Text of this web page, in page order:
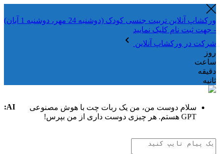
ورکشاپ آنلاین تربیت جنسی کودک (دوشنبه 24 مهر، دوشنبه 1 آبان)
- جهت ثبت نام کلیک نمایید
شرکت در ورکشاپ آنلاین
روز
ساعت
دقیقه
ثانیه
AI:
سلام دوست من، من یک ربات چت با هوش مصنوعی
GPT هستم. هر چیزی دوست داری از من بپرس!